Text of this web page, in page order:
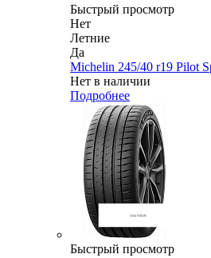
Быстрый просмотр
Нет
Летние
Да
Michelin 245/40 r19 Pilot
Нет в наличии
Подробнее
Быстрый просмотр